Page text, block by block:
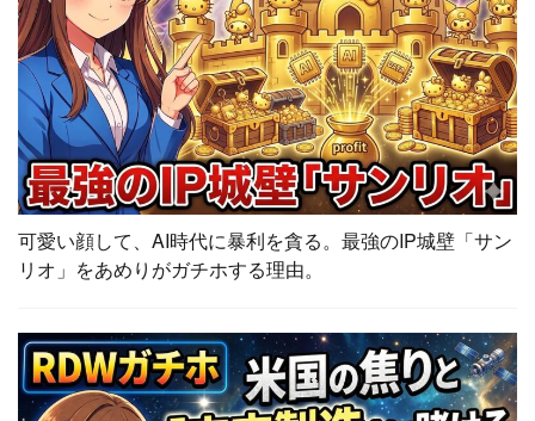
可愛い顔して、AI時代に暴利を貪る。最強のIP城壁「サン
リオ」をあめりがガチホする理由。